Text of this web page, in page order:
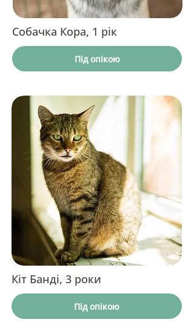
Собачка Кора, 1 рік
Під опікою
Кіт Банді, 3 роки
Під опікою